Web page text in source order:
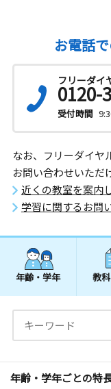
お電話
フリーダイ
0120-
受付時間
なお、フリーダイヤ
お問い合わせいただ
近くの教室を案内
学習に関するお問
年齢・学年 教
年齢・学年ごとの特